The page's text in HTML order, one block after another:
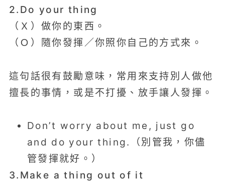
2.Do your thing
（Ｘ）做你的東西。
（Ｏ）隨你發揮／你照你自己的方式來。
這句話很有鼓勵意味，常用來支持別人做他
擅長的事情，或是不打擾、放手讓人發揮。
Don’t worry about me, just go
and do your thing.（別管我，你儘
管發揮就好。）
3.Make a thing out of it